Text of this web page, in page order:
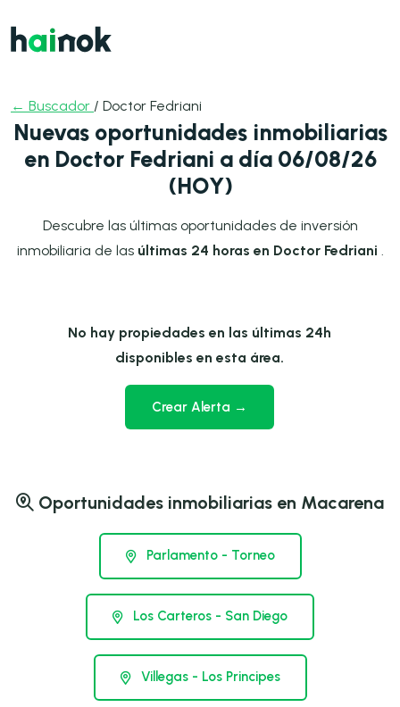
← Buscador / Doctor Fedriani
Nuevas oportunidades inmobiliarias
en Doctor Fedriani a día 06/08/26
(HOY)
Descubre las últimas oportunidades de inversión
inmobiliaria de las últimas 24 horas en Doctor Fedriani
No hay propiedades en las últimas 24h
disponibles en esta área.
Crear Alerta →
Oportunidades inmobiliarias en Macarena
Parlamento - Torneo
Los Carteros - San Diego
Villegas - Los Principes